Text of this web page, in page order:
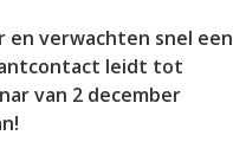
en verwachten snel een
leidt tot
van 2 december